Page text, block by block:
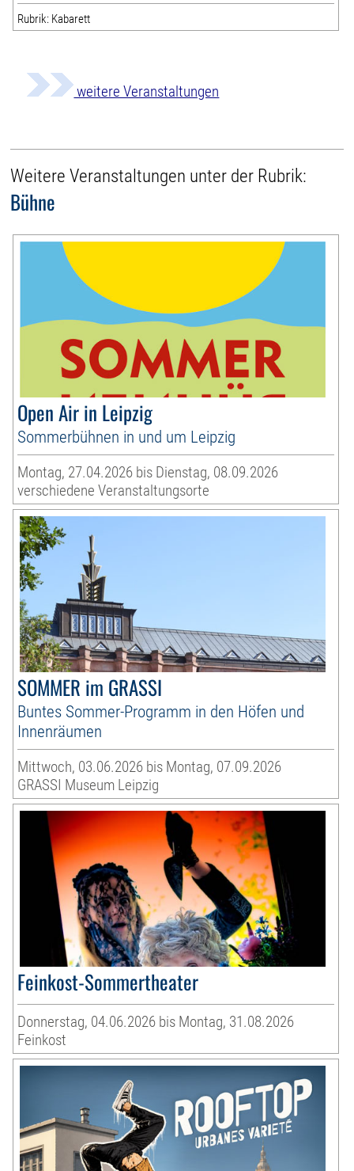
Rubrik: Kabarett
weitere Veranstaltungen
Weitere Veranstaltungen unter der Rubrik:
Bühne
Open Air in Leipzig
Sommerbühnen in und um Leipzig
Montag, 27.04.2026 bis Dienstag, 08.09.2026
verschiedene Veranstaltungsorte
SOMMER im GRASSI
Buntes Sommer-Programm in den Höfen und
Innenräumen
Mittwoch, 03.06.2026 bis Montag, 07.09.2026
GRASSI Museum Leipzig
Feinkost-Sommertheater
Donnerstag, 04.06.2026 bis Montag, 31.08.2026
Feinkost